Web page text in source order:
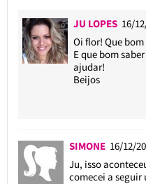
JU LOPES 16/
Oi flor! Que
E que bom
ajudar!
Beijos
SIMONE 16/12/
Ju, isso
comecei a seguir